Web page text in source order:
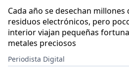
Cada año se desechan
residuos electrónicos, pero
interior viajan pequeñas
metales preciosos
Periodista Digital